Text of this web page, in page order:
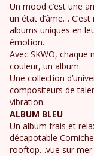
Un mood c’est une
un état d’âme…
albums uniques en
émotion.
Avec SKWO, chaque
couleur, un album.
Une collection
compositeurs de
vibration.
ALBUM BLEU
Un album frais et
décapotable
rooftop…vue sur mer